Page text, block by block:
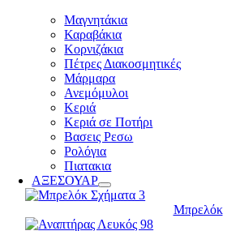
Μαγνητάκια
Καραβάκια
Κορνιζάκια
Πέτρες Διακοσμητικές
Μάρμαρα
Ανεμόμυλοι
Κεριά
Κεριά σε Ποτήρι
Βασεις Ρεσω
Ρολόγια
Πιατακια
ΑΞΕΣΟΥΑΡ
Μπρελόκ